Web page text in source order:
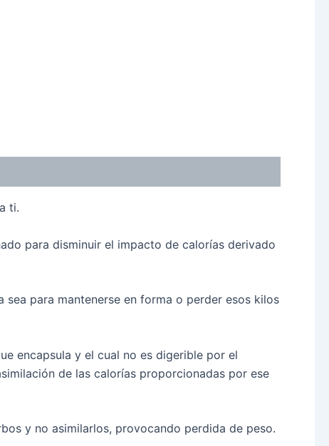
ti.
para disminuir el impacto de calorías derivado
para mantenerse en forma o perder esos kilos
encapsula y el cual no es digerible por el
de las calorías proporcionadas por ese
y no asimilarlos, provocando perdida de peso.